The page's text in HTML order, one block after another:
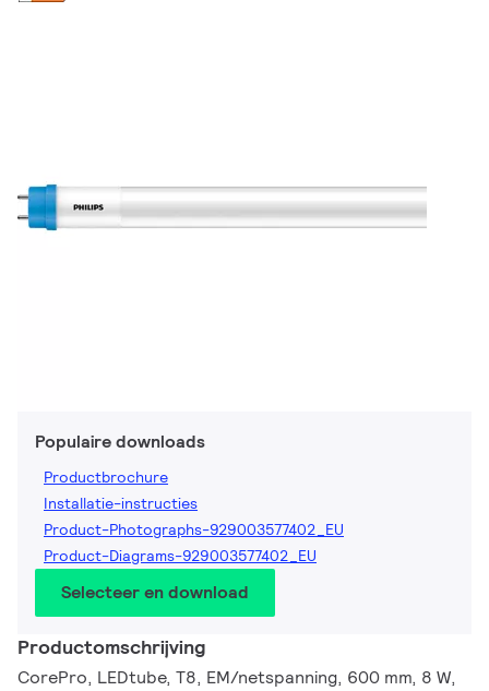
Populaire downloads
Productbrochure
Installatie-instructies
Product-Photographs-929003577402_EU
Product-Diagrams-929003577402_EU
Selecteer en download
Productomschrijving
CorePro, LEDtube, T8, EM/netspanning, 600 mm, 8 W,